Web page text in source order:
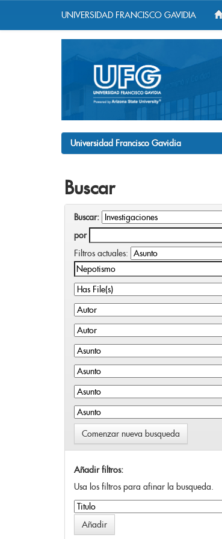
UNIVERSIDAD FRANCISCO GAVIDIA
Universidad Francisco Gavidia
Buscar
Buscar:
por
Filtros actuales:
Comenzar nueva busqueda
Añadir filtros:
Usa los filtros para afinar la busqueda.